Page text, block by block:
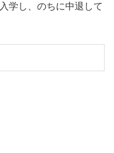
学し、のちに中退して